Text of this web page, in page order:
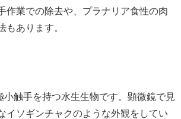
作業での除去や、プラナリア食性の肉
もあります。
小触手を持つ水生生物です。顕微鏡で見
イソギンチャクのような外観をしてい